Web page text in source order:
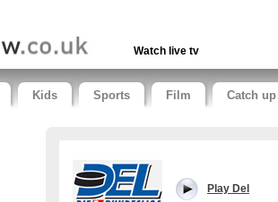
Watch live tv
Kids Sports Film Catch up
Play Del